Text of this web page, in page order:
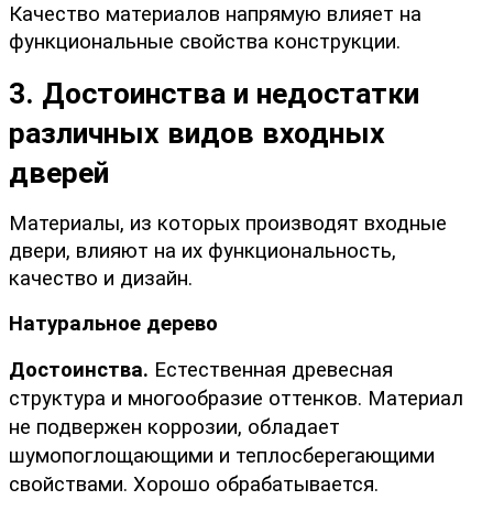
Качество материалов напрямую влияет на
функциональные свойства конструкции.
3. Достоинства и недостатки
различных видов входных
дверей
Материалы, из которых производят входные
двери, влияют на их функциональность,
качество и дизайн.
Натуральное дерево
Достоинства. Естественная древесная
структура и многообразие оттенков. Материал
не подвержен коррозии, обладает
шумопоглощающими и теплосберегающими
свойствами. Хорошо обрабатывается.